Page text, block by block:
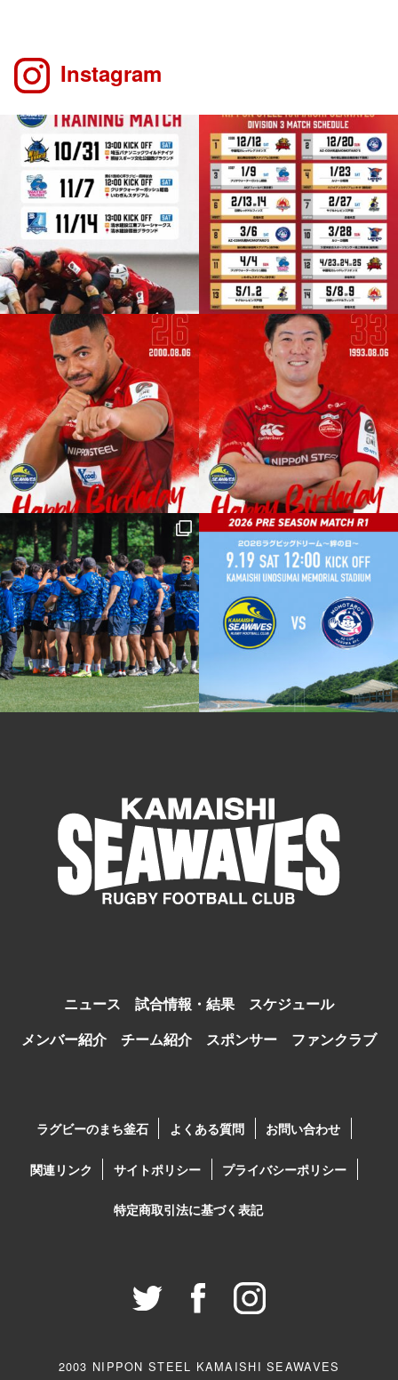
Instagram
ニュース 試合情報・結果
スケジュール
メンバー紹介
チーム紹介 スポンサー ファンクラブ
ラグビーのまち釜石 よくある質問 お問い合わせ
関連リンク サイトポリシー プライバシーポリシー
特定商取引法に基づく表記
2003 NIPPON STEEL KAMAISHI SEAWAVES